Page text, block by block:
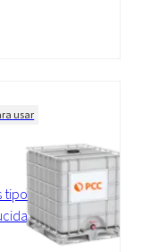
usar
tipos